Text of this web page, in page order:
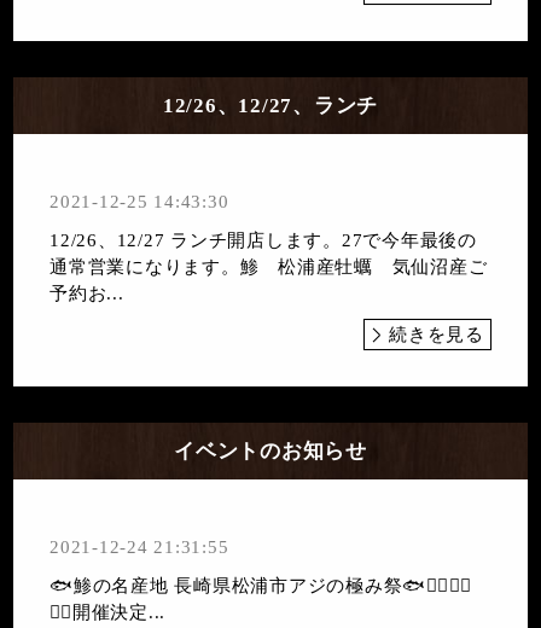
12/26、12/27、ランチ
2021-12-25 14:43:30
12/26、12/27 ランチ開店します。27で今年最後の
通常営業になります。鯵 松浦産牡蠣 気仙沼産ご
予約お...
続きを見る
イベントのお知らせ
2021-12-24 21:31:55
🐟鯵の名産地 長崎県松浦市アジの極み祭🐟🙋‍♂️🙋‍♂️
🙋‍♂️開催決定...